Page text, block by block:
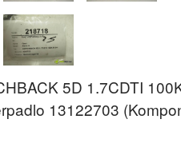
5D 1.7CDTI
13122703